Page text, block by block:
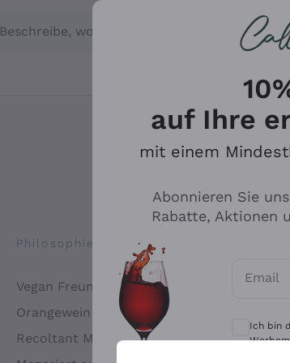
Beschreibe, wonach du suchst
Philosophien
Vegan Freundlich
Orangewein
Recoltant Manipulant
Antinori
Ca' del
auf Ihre
mit einem
Abonnieren Sie
Rabatte, Aktionen
Email
Ich bin